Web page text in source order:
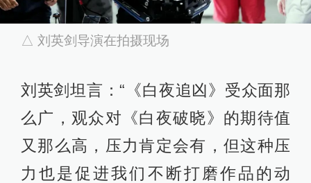
△ 刘英剑导演在拍摄现场
刘英剑坦言：“《白夜追凶》受众面那
么广，观众对《白夜破晓》的期待值
又那么高，压力肯定会有，但这种压
力也是促进我们不断打磨作品的动